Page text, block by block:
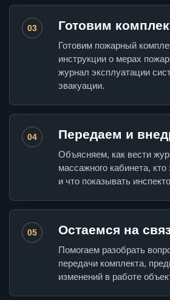
03 Готовим
Готовим пожарный
инструкции о мерах
журнал эксплуатации
эвакуации.
04 Передаем и
Объясняем, как вести
массажного кабинета, кто
и что показывать
05 Остаемся на
Помогаем разобрать
передачи комплекта,
изменений в работе